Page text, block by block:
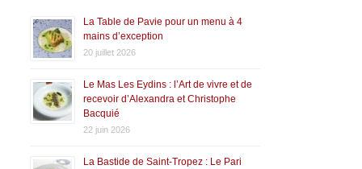
La Table de Pavie pour un menu à 4
mains d’exception
20 juillet 2026
Le Mas Les Eydins : l’Art de vivre et de
recevoir d’Alexandra et Christophe
Bacquié
22 juin 2026
La Bastide de Saint-Tropez : Le Pari